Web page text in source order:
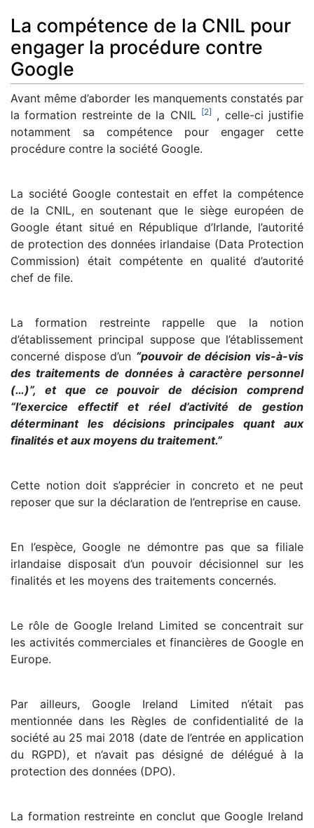
La compétence de la CNIL pour
engager la procédure contre
Google
Avant même d’aborder les manquements constatés par
la formation restreinte de la CNIL [2] , celle-ci justifie
notamment sa compétence pour engager cette
procédure contre la société Google.
La société Google contestait en effet la compétence
de la CNIL, en soutenant que le siège européen de
Google étant situé en République d’Irlande, l’autorité
de protection des données irlandaise (Data Protection
Commission) était compétente en qualité d’autorité
chef de file.
La formation restreinte rappelle que la notion
d’établissement principal suppose que l’établissement
concerné dispose d’un “pouvoir de décision vis-à-vis
des traitements de données à caractère personnel
(…)”, et que ce pouvoir de décision comprend
“l’exercice effectif et réel d’activité de gestion
déterminant les décisions principales quant aux
finalités et aux moyens du traitement.”
Cette notion doit s’apprécier in concreto et ne peut
reposer que sur la déclaration de l’entreprise en cause.
En l’espèce, Google ne démontre pas que sa filiale
irlandaise disposait d’un pouvoir décisionnel sur les
finalités et les moyens des traitements concernés.
Le rôle de Google Ireland Limited se concentrait sur
les activités commerciales et financières de Google en
Europe.
Par ailleurs, Google Ireland Limited n’était pas
mentionnée dans les Règles de confidentialité de la
société au 25 mai 2018 (date de l’entrée en application
du RGPD), et n’avait pas désigné de délégué à la
protection des données (DPO).
La formation restreinte en conclut que Google Ireland